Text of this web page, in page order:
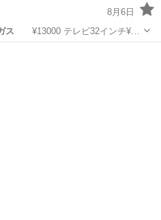
8月6日
ス ¥13000 テレビ32インチ¥…